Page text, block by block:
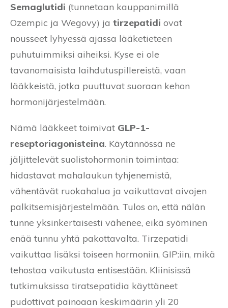
Semaglutidi (tunnetaan kauppanimillä
Ozempic ja Wegovy) ja tirzepatidi ovat
nousseet lyhyessä ajassa lääketieteen
puhutuimmiksi aiheiksi. Kyse ei ole
tavanomaisista laihdutuspillereistä, vaan
lääkkeistä, jotka puuttuvat suoraan kehon
hormonijärjestelmään.
Nämä lääkkeet toimivat GLP-1-
reseptoriagonisteina. Käytännössä ne
jäljittelevät suolistohormonin toimintaa:
hidastavat mahalaukun tyhjenemistä,
vähentävät ruokahalua ja vaikuttavat aivojen
palkitsemisjärjestelmään. Tulos on, että nälän
tunne yksinkertaisesti vähenee, eikä syöminen
enää tunnu yhtä pakottavalta. Tirzepatidi
vaikuttaa lisäksi toiseen hormoniin, GIP:iin, mikä
tehostaa vaikutusta entisestään. Kliinisissä
tutkimuksissa tiratsepatidia käyttäneet
pudottivat painoaan keskimäärin yli 20